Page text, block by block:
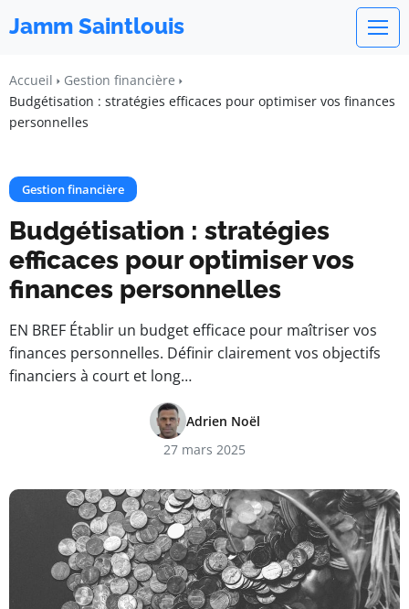
Jamm Saintlouis
Accueil
Gestion financière
Budgétisation : stratégies efficaces pour optimiser vos finances
personnelles
Gestion financière
Budgétisation : stratégies
efficaces pour optimiser vos
finances personnelles
EN BREF Établir un budget efficace pour maîtriser vos
finances personnelles. Définir clairement vos objectifs
financiers à court et long…
Adrien Noël
27 mars 2025